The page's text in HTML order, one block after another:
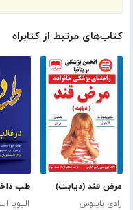
کتاب‌های مرتبط از کتابراه
مرض قند (دیابت)
رادی بایلوس الیویا